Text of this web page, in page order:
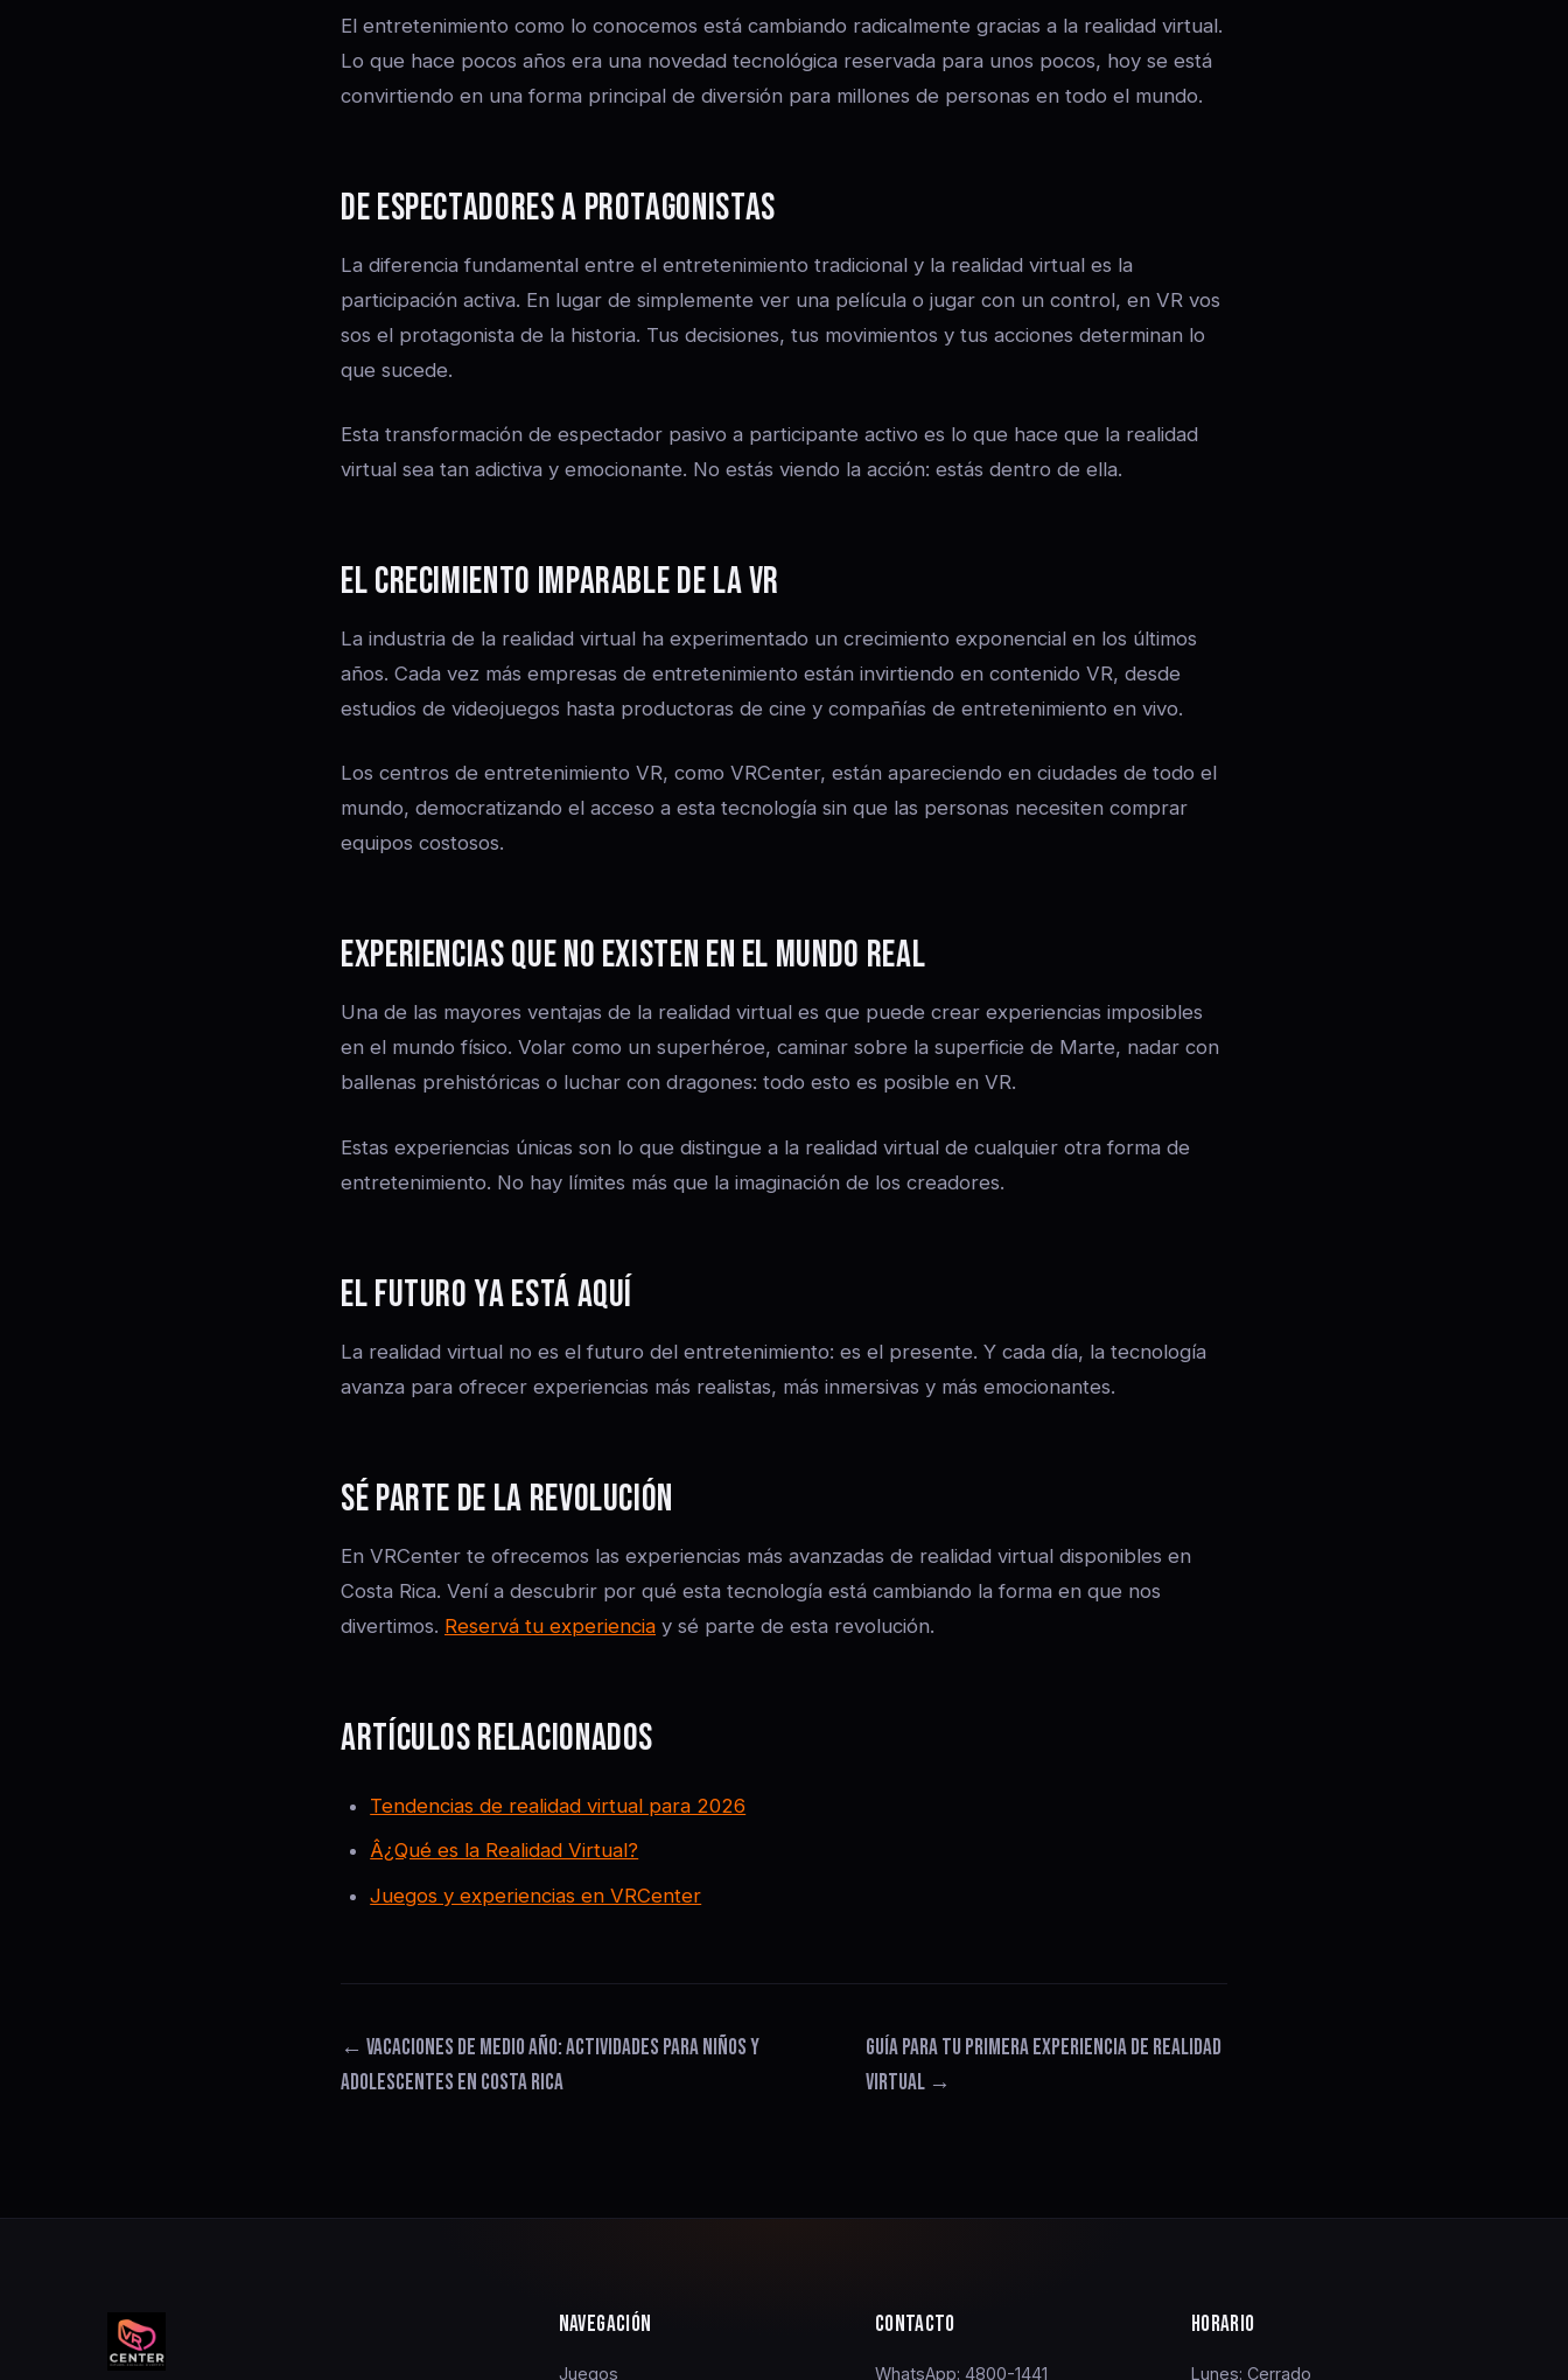
El entretenimiento como lo conocemos está cambiando radicalmente gracias a la realidad virtual.
Lo que hace pocos años era una novedad tecnológica reservada para unos pocos, hoy se está
convirtiendo en una forma principal de diversión para millones de personas en todo el mundo.
DE ESPECTADORES A PROTAGONISTAS
La diferencia fundamental entre el entretenimiento tradicional y la realidad virtual es la
participación activa. En lugar de simplemente ver una película o jugar con un control, en VR vos
sos el protagonista de la historia. Tus decisiones, tus movimientos y tus acciones determinan lo
que sucede.
Esta transformación de espectador pasivo a participante activo es lo que hace que la realidad
virtual sea tan adictiva y emocionante. No estás viendo la acción: estás dentro de ella.
EL CRECIMIENTO IMPARABLE DE LA VR
La industria de la realidad virtual ha experimentado un crecimiento exponencial en los últimos
años. Cada vez más empresas de entretenimiento están invirtiendo en contenido VR, desde
estudios de videojuegos hasta productoras de cine y compañías de entretenimiento en vivo.
Los centros de entretenimiento VR, como VRCenter, están apareciendo en ciudades de todo el
mundo, democratizando el acceso a esta tecnología sin que las personas necesiten comprar
equipos costosos.
EXPERIENCIAS QUE NO EXISTEN EN EL MUNDO REAL
Una de las mayores ventajas de la realidad virtual es que puede crear experiencias imposibles
en el mundo físico. Volar como un superhéroe, caminar sobre la superficie de Marte, nadar con
ballenas prehistóricas o luchar con dragones: todo esto es posible en VR.
Estas experiencias únicas son lo que distingue a la realidad virtual de cualquier otra forma de
entretenimiento. No hay límites más que la imaginación de los creadores.
EL FUTURO YA ESTÁ AQUÍ
La realidad virtual no es el futuro del entretenimiento: es el presente. Y cada día, la tecnología
avanza para ofrecer experiencias más realistas, más inmersivas y más emocionantes.
SÉ PARTE DE LA REVOLUCIÓN
En VRCenter te ofrecemos las experiencias más avanzadas de realidad virtual disponibles en
Costa Rica. Vení a descubrir por qué esta tecnología está cambiando la forma en que nos
divertimos. Reservá tu experiencia y sé parte de esta revolución.
ARTÍCULOS RELACIONADOS
Tendencias de realidad virtual para 2026
Â¿Qué es la Realidad Virtual?
Juegos y experiencias en VRCenter
← VACACIONES DE MEDIO AÑO: ACTIVIDADES PARA NIÑOS Y
ADOLESCENTES EN COSTA RICA
GUÍA PARA TU PRIMERA EXPERIENCIA DE REALIDAD
VIRTUAL →
NAVEGACIÓN
Juegos
CONTACTO
WhatsApp: 4800-1441
HORARIO
Lunes: Cerrado